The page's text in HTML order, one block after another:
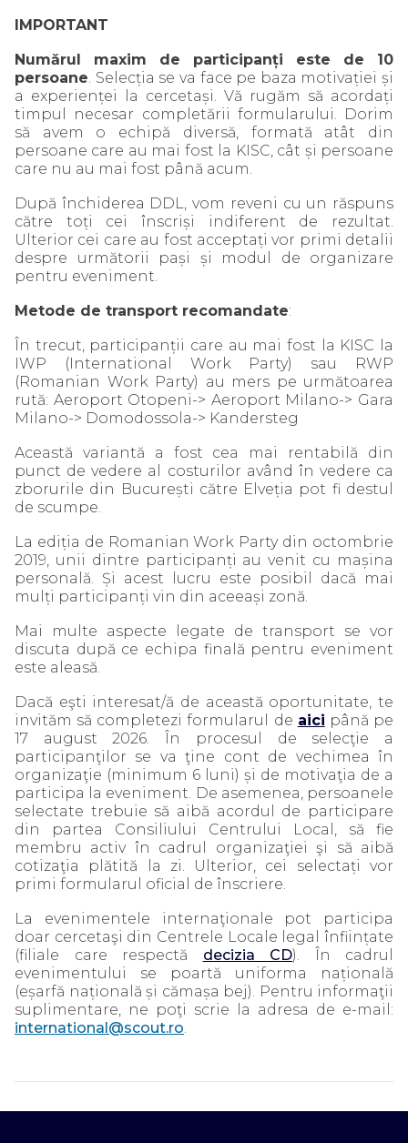
IMPORTANT
Numărul maxim de participanți este de 10
persoane. Selecția se va face pe baza motivației și
a experienței la cercetași. Vă rugăm să acordați
timpul necesar completării formularului. Dorim
să avem o echipă diversă, formată atât din
persoane care au mai fost la KISC, cât și persoane
care nu au mai fost până acum.
După închiderea DDL, vom reveni cu un răspuns
către toți cei înscriși indiferent de rezultat.
Ulterior cei care au fost acceptați vor primi detalii
despre următorii pași și modul de organizare
pentru eveniment.
Metode de transport recomandate:
În trecut, participanții care au mai fost la KISC la
IWP (International Work Party) sau RWP
(Romanian Work Party) au mers pe următoarea
rută: Aeroport Otopeni-> Aeroport Milano-> Gara
Milano-> Domodossola-> Kandersteg
Această variantă a fost cea mai rentabilă din
punct de vedere al costurilor având în vedere ca
zborurile din București către Elveția pot fi destul
de scumpe.
La ediția de Romanian Work Party din octombrie
2019, unii dintre participanți au venit cu mașina
personală. Și acest lucru este posibil dacă mai
mulți participanți vin din aceeași zonă.
Mai multe aspecte legate de transport se vor
discuta după ce echipa finală pentru eveniment
este aleasă.
Dacă eşti interesat/ă de această oportunitate, te
invităm să completezi formularul de aici până pe
17 august 2026. În procesul de selecţie a
participanţilor se va ţine cont de vechimea în
organizaţie (minimum 6 luni) și de motivaţia de a
participa la eveniment. De asemenea, persoanele
selectate trebuie să aibă acordul de participare
din partea Consiliului Centrului Local, să fie
membru activ în cadrul organizaţiei şi să aibă
cotizaţia plătită la zi. Ulterior, cei selectați vor
primi formularul oficial de înscriere.
La evenimentele internaţionale pot participa
doar cercetaşi din Centrele Locale legal înființate
(filiale care respectă decizia CD). În cadrul
evenimentului se poartă uniforma națională
(eșarfă națională și cămașa bej). Pentru informaţii
suplimentare, ne poţi scrie la adresa de e-mail:
international@scout.ro.